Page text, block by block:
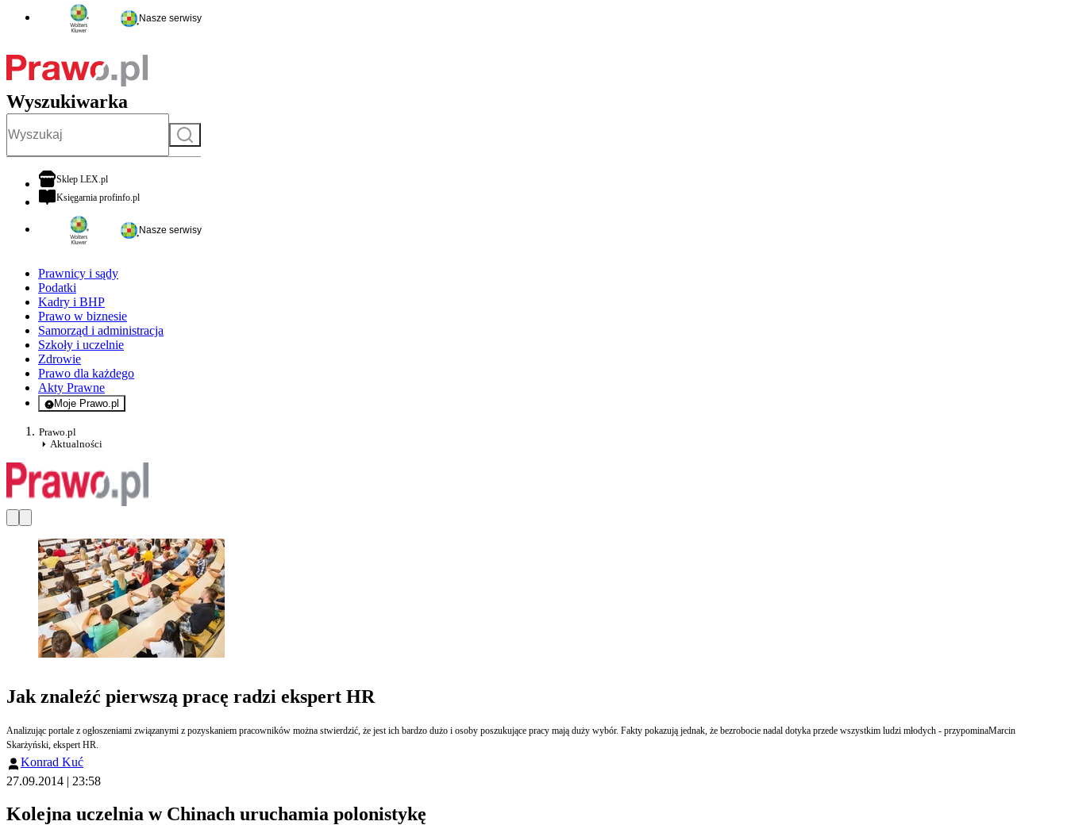
Nasze serwisy
Wyszukiwarka
Szukaj
Sklep LEX.plotwiera się w nowej karcie
Księgarnia profinfo.plotwiera się w nowej karcie
Nasze serwisy
Prawnicy i sądy
Podatki
Kadry i BHP
Prawo w biznesie
Samorząd i administracja
Szkoły i uczelnie
Zdrowie
Prawo dla każdego
Akty Prawne
Moje Prawo.pl
- rejestracja i logowanie do serwisu
Prawo.pl
Aktualności
Jak znaleźć pierwszą pracę radzi ekspert HR
Analizując portale z ogłoszeniami związanymi z pozyskaniem pracowników można stwierdzić, że jest ich bardzo dużo i osoby poszukujące pracy mają duży wybór. Fakty pokazują jednak, że bezrobocie nadal dotyka przede wszystkim ludzi młodych - przypominaMarcin
Skarżyński, ekspert HR.
Konrad Kuć
27.09.2014 | 23:58
Kolejna uczelnia w Chinach uruchamia polonistykę